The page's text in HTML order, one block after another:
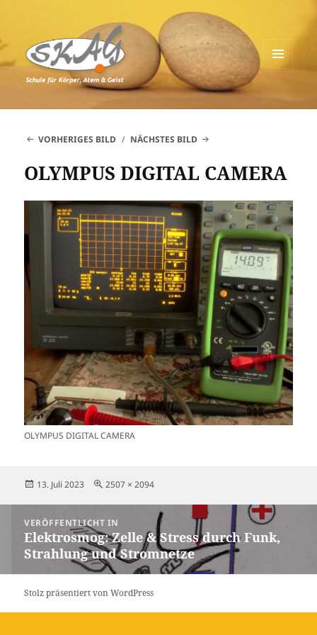
Schule für Körper, Atem & Geist
VORHERIGES BILD NÄCHSTES BILD
OLYMPUS DIGITAL CAMERA
OLYMPUS DIGITAL CAMERA
Veröffentlicht
13. Juli 2023 Originalgröße
2507 × 2094
Beitragsnavigation
VERÖFFENTLICHT IN
Elektrosmog: Zelle & Stress durch Funk,
Strahlung und Stromnetze
Stolz präsentiert von WordPress